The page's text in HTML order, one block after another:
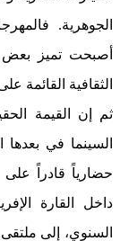
الجوهرية.
أصبحت تميز بعض
الثقافية القائمة
ثم إن القيمة
السينما في بعدها
حضارياً قادراً على
داخل القارة
السنوي، إلى ملتقى